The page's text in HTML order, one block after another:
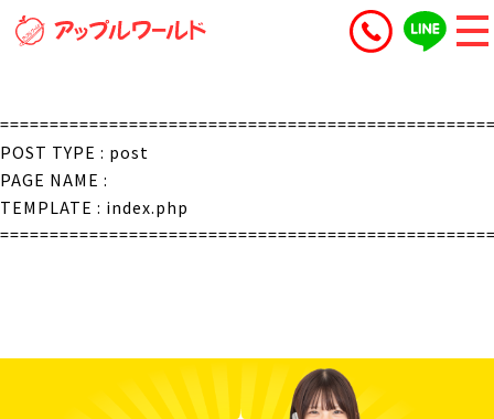
POST TYPE : post
PAGE NAME :
TEMPLATE : index.php